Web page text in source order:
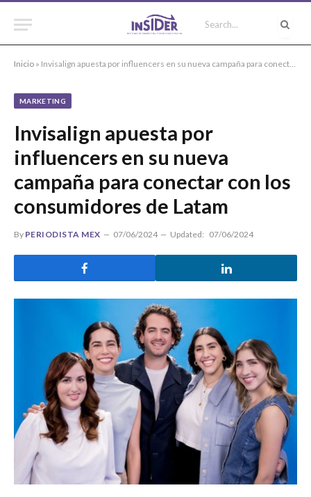
Inicio » Invisalign apuesta por influencers en su nueva campaña para conectar con los consumidores de Latam
MARKETING
Invisalign apuesta por
influencers en su nueva
campaña para conectar con los
consumidores de Latam
By PERIODISTA MEX 07/06/2024 Updated: 07/06/2024